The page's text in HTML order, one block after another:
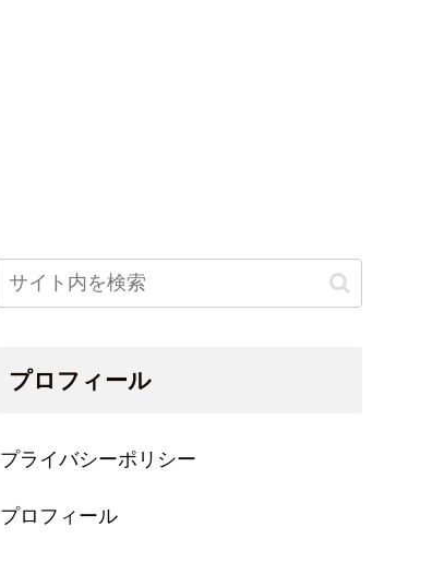
プロフィール
プライバシーポリシー
プロフィール